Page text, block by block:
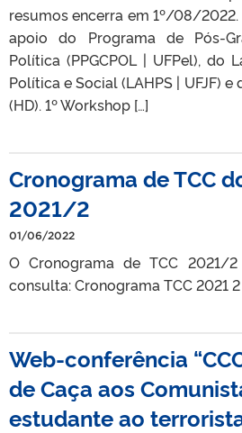
resumos encerra em 1º/08/
apoio do Programa de Pós-
Política (PPGCPOL | UFPel), do
Política e Social (LAHPS | UFJF)
(HD). 1º Workshop […]
Cronograma de TCC
2021/2
01/06/2022
O Cronograma de TCC 2021/
consulta: Cronograma TCC 2021 2
Web-conferência
de Caça aos
estudante ao